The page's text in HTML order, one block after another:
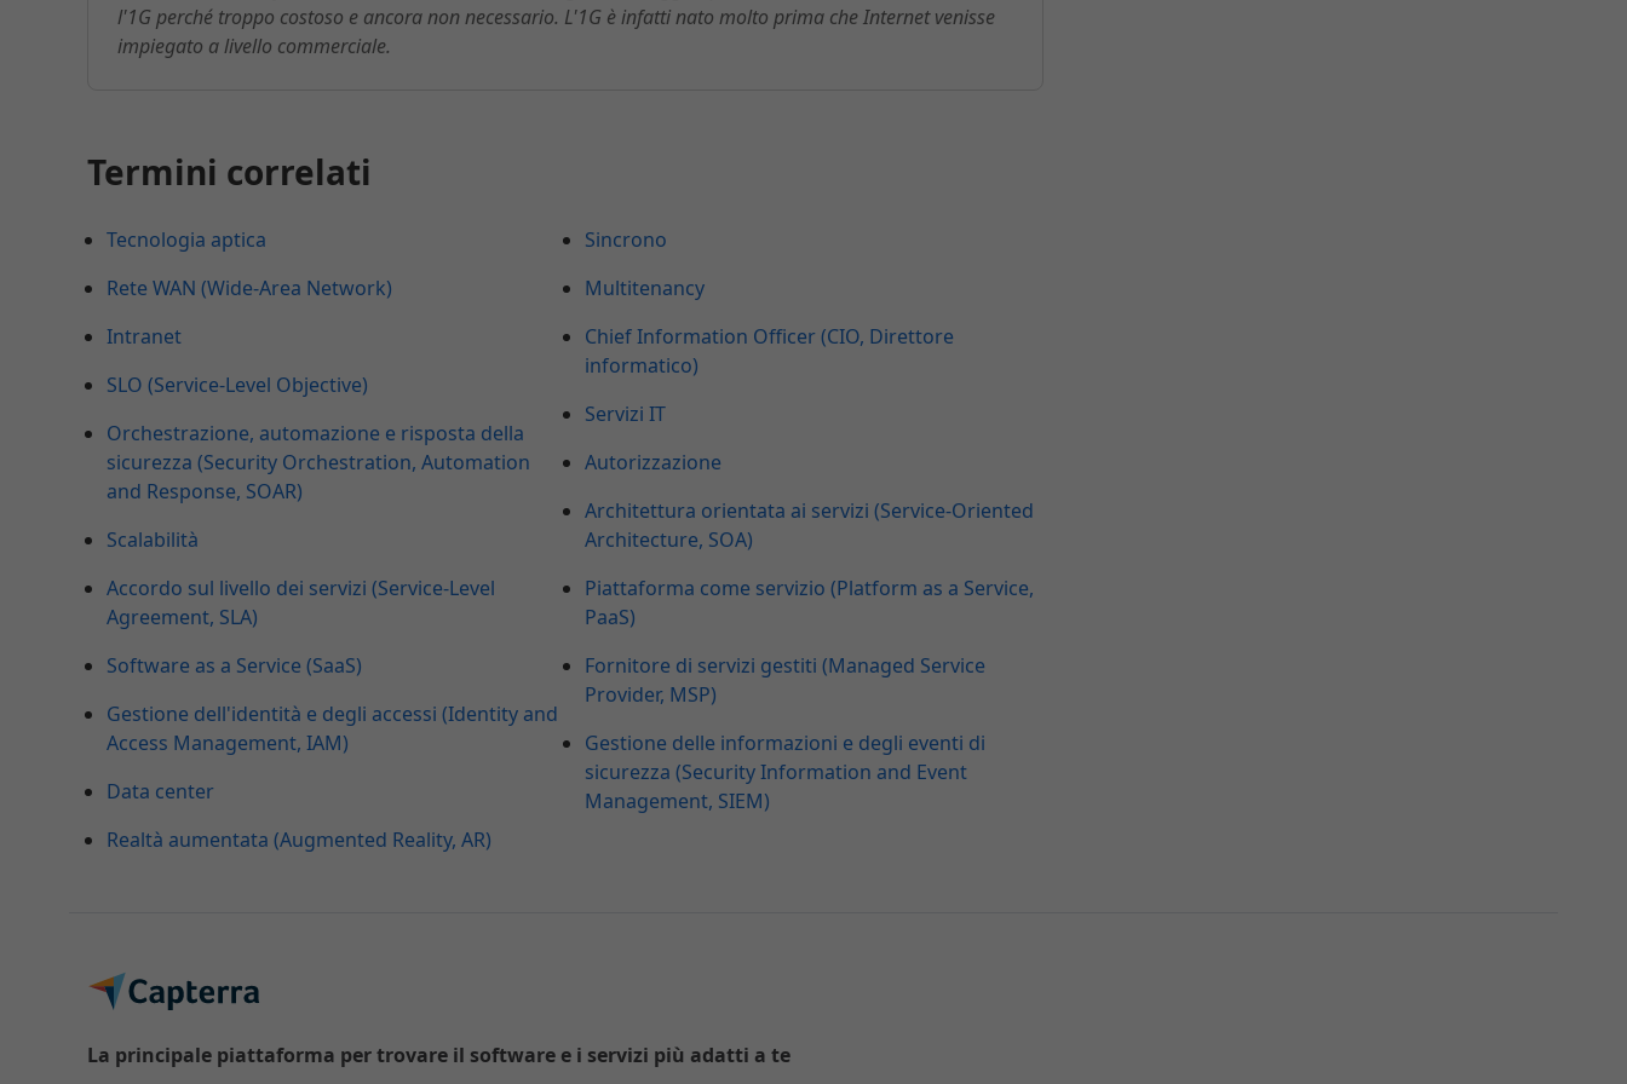
l'1G perché troppo costoso e ancora non necessario. L'1G è infatti nato molto prima che Internet venisse
impiegato a livello commerciale.
Termini correlati
Tecnologia aptica
Rete WAN (Wide-Area Network)
Intranet
SLO (Service-Level Objective)
Orchestrazione, automazione e risposta della
sicurezza (Security Orchestration, Automation
and Response, SOAR)
Scalabilità
Accordo sul livello dei servizi (Service-Level
Agreement, SLA)
Software as a Service (SaaS)
Gestione dell'identità e degli accessi (Identity and
Access Management, IAM)
Data center
Realtà aumentata (Augmented Reality, AR)
Sincrono
Multitenancy
Chief Information Officer (CIO, Direttore
informatico)
Servizi IT
Autorizzazione
Architettura orientata ai servizi (Service-Oriented
Architecture, SOA)
Piattaforma come servizio (Platform as a Service,
PaaS)
Fornitore di servizi gestiti (Managed Service
Provider, MSP)
Gestione delle informazioni e degli eventi di
sicurezza (Security Information and Event
Management, SIEM)
La principale piattaforma per trovare il software e i servizi più adatti a te